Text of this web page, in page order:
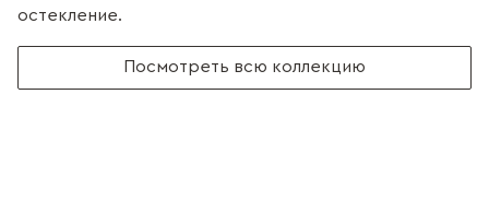
остекление.
Посмотреть всю коллекцию